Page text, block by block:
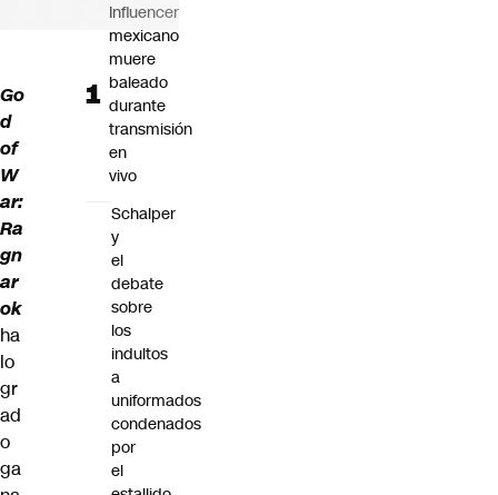
Go
d
of
W
ar:
Ra
gn
ar
ok
ha
lo
gr
ad
o
ga
Influencer
mexicano
muere
baleado
durante
transmisión
en
vivo
Schalper
y
el
debate
sobre
los
indultos
a
uniformados
condenados
por
el